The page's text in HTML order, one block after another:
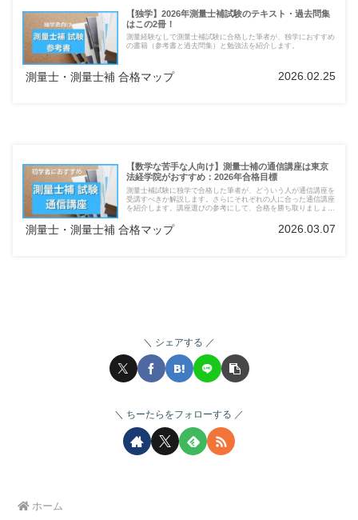
【独学】2026年測量士補試験のテキスト・過去問集
はこの2冊！
測量経験なしで測量士補試験に合格した筆者が、独学におすすめ
の書籍（参考書と過去問集）と勉強法を紹介します。
測量士・測量士補 合格マップ 2026.02.25
【数学な苦手な人向け】測量士補の通信講座は東京
法経学院がおすすめ：2026年合格目標
測量士補試験に独学で合格した筆者が、どういう人が通信講座を
受講すべきか解説します。さらにそれぞれの人に合った通信講座
を紹介します。講座選びの参考にして、合格を勝ち取りましょ
測量士・測量士補 合格マップ 2026.03.07
シェアする
ちーたらをフォローする
ホーム